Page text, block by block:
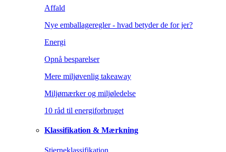
Affald
Nye emballageregler - hvad betyder de for jer?
Energi
Opnå besparelser
Mere miljøvenlig takeaway
Miljømærker og miljøledelse
10 råd til energiforbruget
Klassifikation & Mærkning
Stjerneklassifikation